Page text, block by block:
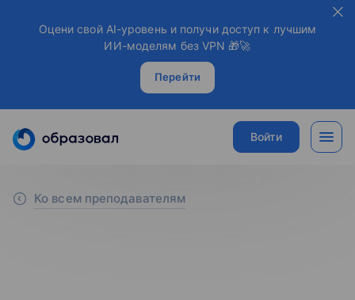
Оцени свой AI-уровень и получи доступ к лучшим
ИИ-моделям без VPN 🎁🚀
Перейти
Войти
Ко всем преподавателям